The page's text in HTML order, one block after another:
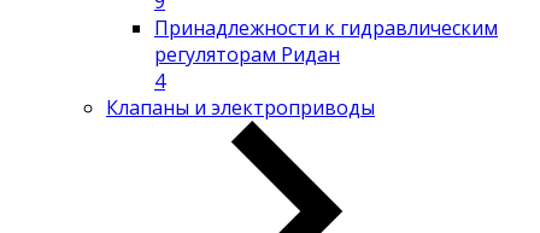
Принадлежности к гидравлическим
регуляторам Ридан
4
Клапаны и электроприводы